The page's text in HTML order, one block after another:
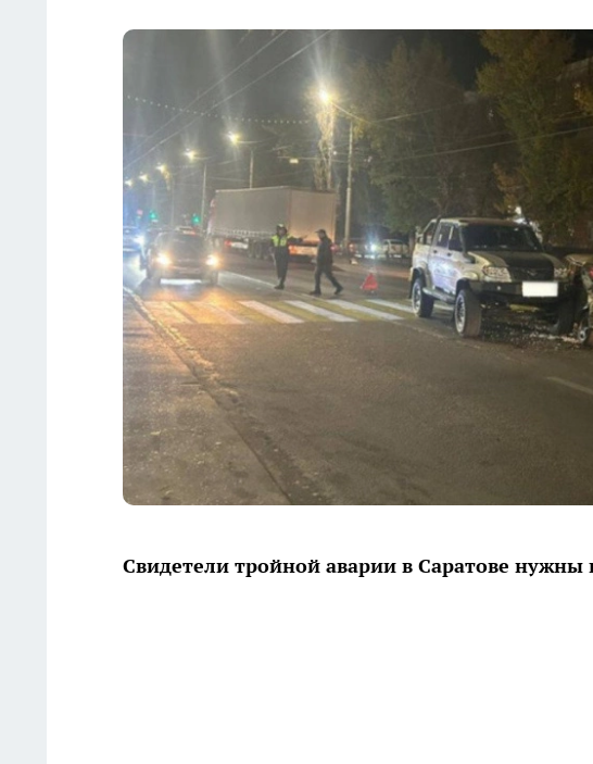
Свидетели тройной аварии в Саратове нужны